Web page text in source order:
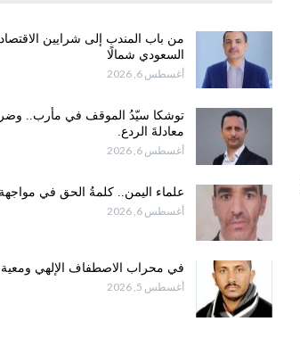
من باب المندب إلى شرايين الاقتصاد
السعودي شمالًا
أغسطس 6, 2026
توشكا سيّدُ الموقف في مأرب..
معادلةَ الردع.
أغسطس 6, 2026
علماء اليمن.. كلمةُ الحق في
أغسطس 6, 2026
في محراب الاصطفاف الإلهي ومعية
أغسطس 5, 2026